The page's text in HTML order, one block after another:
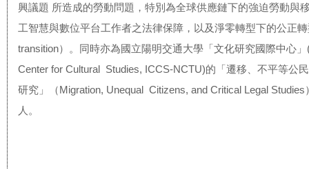
興議題 所造成的勞動問題，特別為全球供應鏈下的強迫勞動與
工智慧與數位平台工作者之法律保障，以及淨零轉型下的公正
transition）。同時亦為國立陽明交通大學「文化研究國際中心」
Center for Cultural Studies, ICCS-NCTU)的「遷移、不平等公
研究」（Migration, Unequal Citizens, and Critical Legal Studies
人。